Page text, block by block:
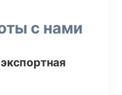
с нами